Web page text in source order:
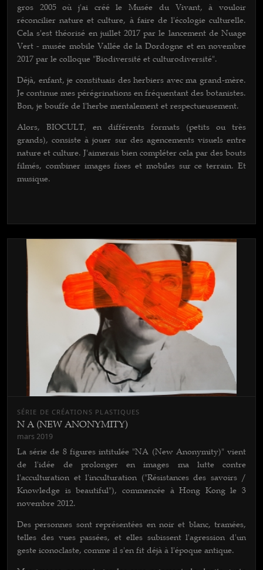
gros 2005 où j'ai créé le Musée du Vivant, à vouloir
réconcilier nature et culture, à faire de l'écologie culturelle.
Cela s'est théorisé en juillet 2017 par le lancement de Nuage
Vert - musée mobile Vallée de la Dordogne et en novembre
2017 par le colloque "Biodiversité et culturodiversité".
Déjà, enfant, je constituais des herbiers avec ma grand-mère.
Je continue mes pérégrinations en fréquentant des botanistes.
Bon, je bouffe de l'herbe mentalement et respectueusement.
Alors, BIOCULT, en différents formats (petits ou très
grands), consiste à jouer sur des agencements visuels entre
nature et culture. J'aimerais bien compléter cela par des bouts
filmés, combiner images fixes et mobiles sur ce terrain. Et
musique.
SÉRIE DE CRÉATIONS PLASTIQUES
N A (NEW ANONYMITY)
mars 2019
La série de 8 figures intitulée "NA (New Anonymity)" vient
de l'idée de prolonger en images ma lutte contre
l'acculturation et l'inculturation ("Résistances des savoirs /
Knowledge is beautiful"), commencée à Hong Kong le 3
novembre 2012.
Des personnes sont représentées en noir et blanc, tramées,
telles des vues passées, et elles subissent l'agression d'un
geste iconoclaste, comme il s'en fit déjà à l'époque antique.